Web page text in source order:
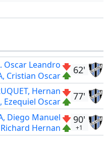
62'
Oscar Leandro
Cristian Oscar
77'
Hernan
Ezequiel Oscar
90'
+1
Diego Manuel
Richard Hernan